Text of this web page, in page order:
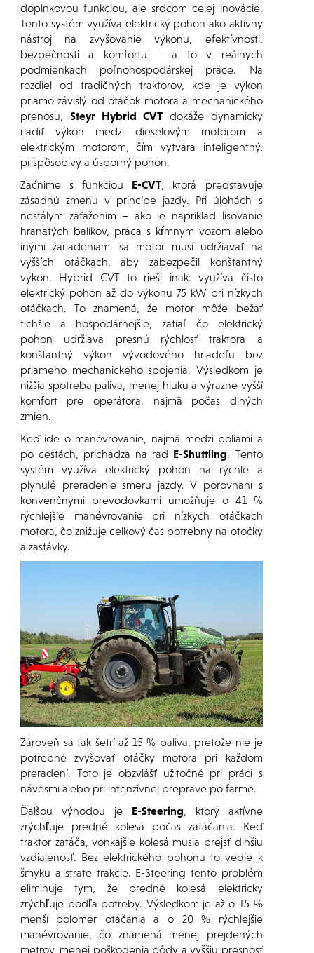
doplnkovou funkciou, ale srdcom celej inovácie.
Tento systém využíva elektrický pohon ako aktívny
nástroj na zvyšovanie výkonu, efektívnosti,
bezpečnosti a komfortu – a to v reálnych
podmienkach poľnohospodárskej práce. Na
rozdiel od tradičných traktorov, kde je výkon
priamo závislý od otáčok motora a mechanického
prenosu, Steyr Hybrid CVTdokáže dynamicky
riadiť výkon medzi dieselovým motorom a
elektrickým motorom, čím vytvára inteligentný,
prispôsobivý a úsporný pohon.
Začnime s funkciou E-CVT , ktorá predstavuje
zásadnú zmenu v princípe jazdy. Pri úlohách s
nestálym zaťažením – ako je napríklad lisovanie
hranatých balíkov, práca s kŕmnym vozom alebo
inými zariadeniami sa motor musí udržiavať na
vyšších otáčkach, aby zabezpečil konštantný
výkon. Hybrid CVT to rieši inak: využíva čisto
elektrický pohon až do výkonu 75 kW pri nízkych
otáčkach. To znamená, že motor môže bežať
tichšie a hospodárnejšie, zatiaľ čo elektrický
pohon udržiava presnú rýchlosť traktora a
konštantný výkon vývodového hriadeľu bez
priameho mechanického spojenia. Výsledkom je
nižšia spotreba paliva, menej hluku a výrazne vyšší
komfort pre operátora, najmä počas dlhých
zmien.
Keď ide o manévrovanie, najmä medzi poliami a
po cestách, prichádza na rad E-Shuttling. Tento
systém využíva elektrický pohon na rýchle a
plynulé preradenie smeru jazdy. V porovnaní s
konvenčnými prevodovkami umožňuje o 41 %
rýchlejšie manévrovanie pri nízkych otáčkach
motora, čo znižuje celkový čas potrebný na otočky
a zastávky.
Zároveň sa tak šetrí až 15 % paliva, pretože nie je
potrebné zvyšovať otáčky motora pri každom
preradení. Toto je obzvlášť užitočné pri práci s
návesmi alebo pri intenzívnej preprave po farme.
Ďalšou výhodou je E-Steering , ktorý aktívne
zrýchľuje predné kolesá počas zatáčania. Keď
traktor zatáča, vonkajšie kolesá musia prejsť dlhšiu
vzdialenosť. Bez elektrického pohonu to vedie k
šmyku a strate trakcie. E-Steering tento problém
eliminuje tým, že predné kolesá elektricky
zrýchľuje podľa potreby. Výsledkom je až o 15 %
menší polomer otáčania a o 20 % rýchlejšie
manévrovanie, čo znamená menej prejdených
metrov, menej poškodenia pôdy a vyššiu presnosť